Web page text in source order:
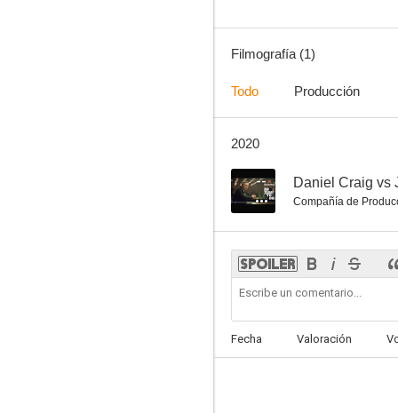
Filmografía (1)
Todo Producción
2020
-- Daniel Craig vs
Compañía de
Fecha Valoración